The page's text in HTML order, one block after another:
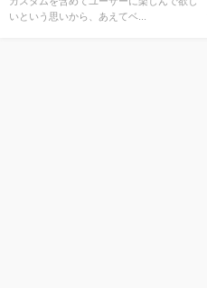
いという思いから、あえてベ...